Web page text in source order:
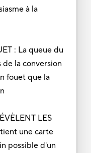
à la
: La queue du
la conversion
fouet que la
LES
une carte
possible d'un